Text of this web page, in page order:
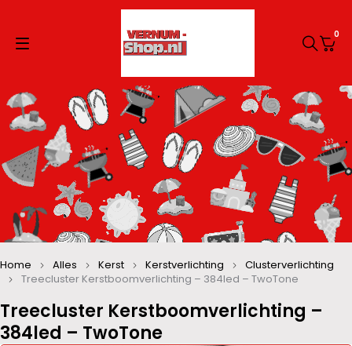
0
Treecluster Kerstboomverlichting –
384led – TwoTone
Home Alles Kerst Kerstverlichting
Clusterverlichting
Treecluster Kerstboomverlichting – 384led – TwoTone